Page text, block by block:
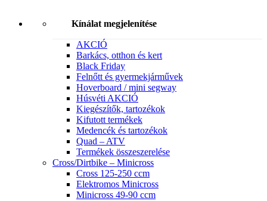
Kínálat megjelenítése
AKCIÓ
Barkács, otthon és kert
Black Friday
Felnőtt és gyermekjárművek
Hoverboard / mini segway
Húsvéti AKCIÓ
Kiegészítők, tartozékok
Kifutott termékek
Medencék és tartozékok
Quad – ATV
Termékek összeszerelése
Cross/Dirtbike – Minicross
Cross 125-250 ccm
Elektromos Minicross
Minicross 49-90 ccm